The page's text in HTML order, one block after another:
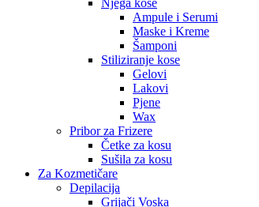
Njega kose
Ampule i Serumi
Maske i Kreme
Šamponi
Stiliziranje kose
Gelovi
Lakovi
Pjene
Wax
Pribor za Frizere
Četke za kosu
Sušila za kosu
Za Kozmetičare
Depilacija
Grijači Voska